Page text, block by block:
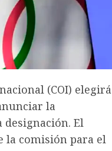
(COI) elegirá
la
El
la comisión para el